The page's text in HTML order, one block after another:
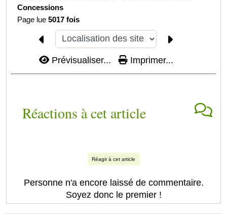
Concessions
Page lue5017 fois
Prévisualiser... Imprimer...
Réactions à cet article
Réagir à cet article
Personne n'a encore laissé de commentaire.
Soyez donc le premier !